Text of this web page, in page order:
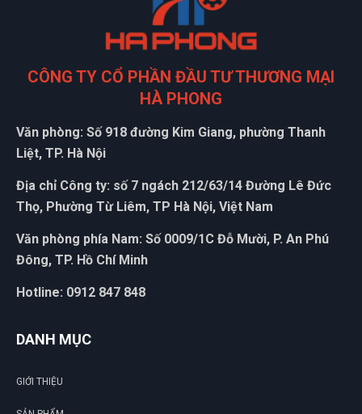
CÔNG TY CỔ PHẦN ĐẦU TƯ THƯƠNG MẠI
HÀ PHONG
Văn phòng: Số 918 đường Kim Giang, phường Thanh
Liệt, TP. Hà Nội
Địa chỉ Công ty: số 7 ngách 212/63/14 Đường Lê Đức
Thọ, Phường Từ Liêm, TP Hà Nội, Việt Nam
Văn phòng phía Nam: Số 0009/1C Đỗ Mười, P. An Phú
Đông, TP. Hồ Chí Minh
Hotline: 0912 847 848
DANH MỤC
GIỚI THIỆU